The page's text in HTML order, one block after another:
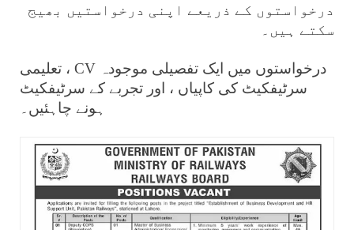
درخواستوں کے ذریعے اپنی درخواستیں بھیج
سکتے ہیں۔
درخواستوں میں ایک تفصیلی موجودہ CV ، تعلیمی
سرٹیفکیٹ کی کاپیاں ، اور تجربے کے سرٹیفکیٹ
ہونے چاہئیں۔